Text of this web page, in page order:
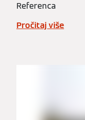
Referenca
Pročitaj više